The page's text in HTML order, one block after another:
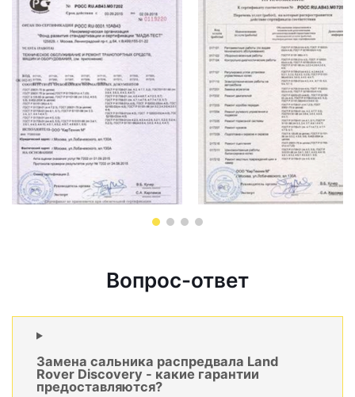
Вопрос-ответ
Замена сальника распредвала Land
Rover Discovery - какие гарантии
предоставляются?